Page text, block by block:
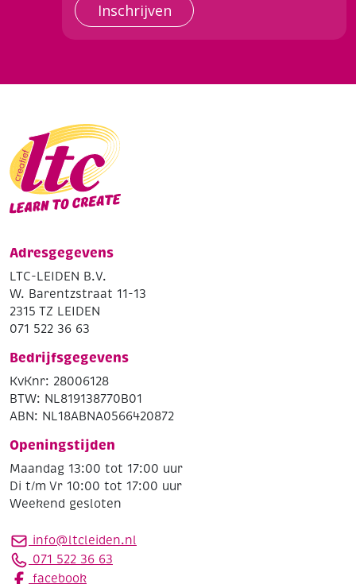
Inschrijven
Adresgegevens
LTC-LEIDEN B.V.
W. Barentzstraat 11-13
2315 TZ LEIDEN
071 522 36 63
Bedrijfsgegevens
KvKnr: 28006128
BTW: NL819138770B01
ABN: NL18ABNA0566420872
Openingstijden
Maandag 13:00 tot 17:00 uur
Di t/m Vr 10:00 tot 17:00 uur
Weekend gesloten
info@ltcleiden.nl
071 522 36 63
facebook